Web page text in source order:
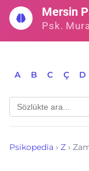
İçeriğe
geç
Mersin
Psk.
A B C Ç D
Psikopedia › Z ›